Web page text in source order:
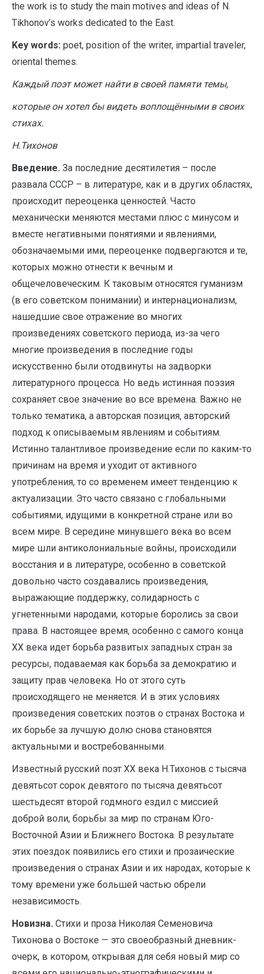
the work is to study the main motives and ideas of N.
Tikhonov’s works dedicated to the East.
Key words: poet, position of the writer, impartial traveler,
oriental themes.
Каждый поэт может найти в своей памяти темы,
которые он хотел бы видеть воплощёнными в своих
стихах.
Н.Тихонов
Введение. За последние десятилетия – после
развала СССР – в литературе, как и в других областях,
происходит переоценка ценностей. Часто
механически меняются местами плюс с минусом и
вместе негативными понятиями и явлениями,
обозначаемыми ими, переоценке подвергаются и те,
которых можно отнести к вечным и
общечеловеческим. К таковым относятся гуманизм
(в его советском понимании) и интернационализм,
нашедшие свое отражение во многих
произведениях советского периода, из-за чего
многие произведения в последние годы
искусственно были отодвинуты на задворки
литературного процесса. Но ведь истинная поэзия
сохраняет свое значение во все времена. Важно не
только тематика, а авторская позиция, авторский
подход к описываемым явлениям и событиям.
Истинно талантливое произведение если по каким-то
причинам на время и уходит от активного
употребления, то со временем имеет тенденцию к
актуализации. Это часто связано с глобальными
событиями, идущими в конкретной стране или во
всем мире. В середине минувшего века во всем
мире шли антиколониальные войны, происходили
восстания и в литературе, особенно в советской
довольно часто создавались произведения,
выражающие поддержку, солидарность с
угнетенными народами, которые боролись за свои
права. В настоящее время, особенно с самого конца
ХХ века идет борьба развитых западных стран за
ресурсы, подаваемая как борьба за демократию и
защиту прав человека. Но от этого суть
происходящего не меняется. И в этих условиях
произведения советских поэтов о странах Востока и
их борьбе за лучшую долю снова становятся
актуальными и востребованными.
Известный русский поэт ХХ века Н.Тихонов с тысяча
девятьсот сорок девятого по тысяча девятьсот
шестьдесят второй годмного ездил с миссией
доброй воли, борьбы за мир по странам Юго-
Восточной Азии и Ближнего Востока. В результате
этих поездок появились его стихи и прозаические
произведения о странах Азии и их народах, которые к
тому времени уже большей частью обрели
независимость.
Новизна. Стихи и проза Николая Семеновича
Тихонова о Востоке — это своеобразный дневник-
очерк, в котором, открывая для себя новый мир со